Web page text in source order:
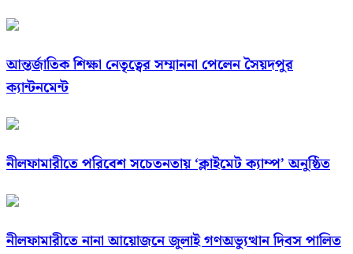
আন্তর্জাতিক শিক্ষা নেতৃত্বের সম্মাননা পেলেন সৈয়দপুর
ক্যান্টনমেন্ট
নীলফামারীতে পরিবেশ সচেতনতায় ‘ক্লাইমেট ক্যাম্প’ অনুষ্ঠিত
নীলফামারীতে নানা আয়োজনে জুলাই গণঅভ্যুত্থান দিবস পালিত